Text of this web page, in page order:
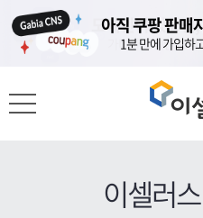
도메인이 있다
가비아 도메인 고객
아직 쿠팡 판매
1분 만에 가입하
도메인이 있다
가비아 도메인 고객
아직 쿠팡 판매
1분 만에 가입하
이셀러